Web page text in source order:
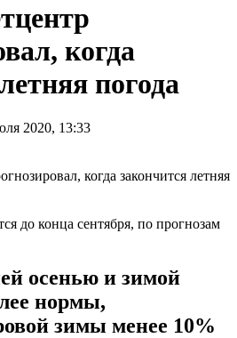
когда
погода
2020, 13:33
до конца сентября, по прогнозам
осенью и зимой
нормы,
зимы менее 10%